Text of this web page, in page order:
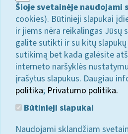
Šioje svetainėje naudojami
cookies). Būtinieji slapukai
ir jiems nėra reikalingas Jūsų
galite sutikti ir su kitų slapukų
sutikimą bet kada galėsite
interneto naršyklės
įrašytus slapukus. Daugiau
politika; Privatumo politika.
Būtinieji slapukai
Naudojami sklandžiam